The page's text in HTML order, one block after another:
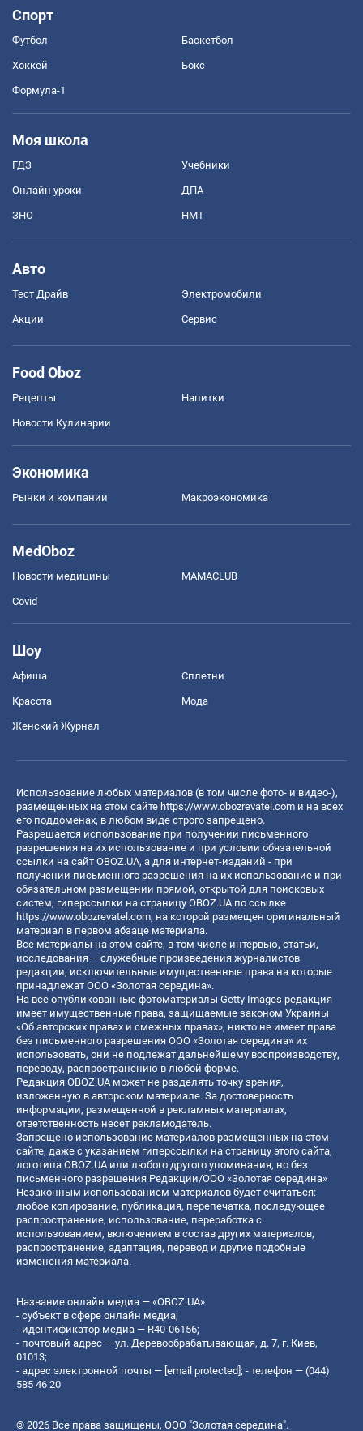
Спорт
Футбол Баскетбол
Хоккей Бокс
Формула-1
Моя школа
ГДЗ Учебники
Онлайн уроки ДПА
ЗНО НМТ
Авто
Тест Драйв Электромобили
Акции Сервис
Food Oboz
Рецепты Напитки
Новости Кулинарии
Экономика
Рынки и компании Mакроэкономика
MedOboz
Новости медицины MAMACLUB
Covid
Шоу
Афиша Сплетни
Красота Мода
Женский Журнал
Использование любых материалов (в том числе фото- и видео-),
размещенных на этом сайте https://www.obozrevatel.com и на всех
его поддоменах, в любом виде строго запрещено.
Разрешается использование при получении письменного
разрешения на их использование и при условии обязательной
ссылки на сайт OBOZ.UA, а для интернет-изданий - при
получении письменного разрешения на их использование и при
обязательном размещении прямой, открытой для поисковых
систем, гиперссылки на страницу OBOZ.UA по ссылке
https://www.obozrevatel.com, на которой размещен оригинальный
материал в первом абзаце материала.
Все материалы на этом сайте, в том числе интервью, статьи,
исследования – служебные произведения журналистов
редакции, исключительные имущественные права на которые
принадлежат ООО «Золотая середина».
На все опубликованные фотоматериалы Getty Images редакция
имеет имущественные права, защищаемые законом Украины
«Об авторских правах и смежных правах», никто не имеет права
без письменного разрешения ООО «Золотая середина» их
использовать, они не подлежат дальнейшему воспроизводству,
переводу, распространению в любой форме.
Редакция OBOZ.UA может не разделять точку зрения,
изложенную в авторском материале. За достоверность
информации, размещенной в рекламных материалах,
ответственность несет рекламодатель.
Запрещено использование материалов размещенных на этом
сайте, даже с указанием гиперссылки на страницу этого сайта,
логотипа OBOZ.UA или любого другого упоминания, но без
письменного разрешения Редакции/ООО «Золотая середина»
Незаконным использованием материалов будет считаться:
любое копирование, публикация, перепечатка, последующее
распространение, использование, переработка с
использованием, включением в состав других материалов,
распространение, адаптация, перевод и другие подобные
изменения материала.
Название онлайн медиа — «OBOZ.UA»
- субъект в сфере онлайн медиа;
- идентификатор медиа — R40-06156;
- почтовый адрес — ул. Деревообрабатывающая, д. 7, г. Киев,
01013;
- адрес электронной почты — [email protected]; - телефон — (044)
585 46 20
© 2026 Все права защищены, ООО "Золотая середина".